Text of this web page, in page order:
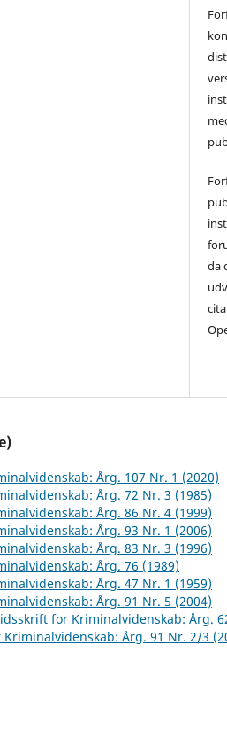
da
Årg. 107 Nr. 1 (2020)
Årg. 72 Nr. 3 (1985)
Årg. 86 Nr. 4 (1999)
Årg. 93 Nr. 1 (2006)
Årg. 83 Nr. 3 (1996)
Årg. 76 (1989)
Årg. 47 Nr. 1 (1959)
Årg. 91 Nr. 5 (2004)
for Kriminalvidenskab: Årg.
Årg. 91 Nr. 2/3